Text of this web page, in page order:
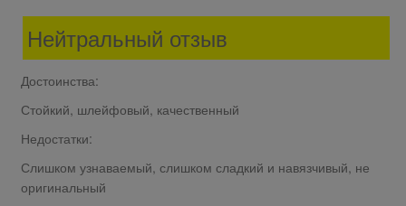
Нейтральный отзыв
Достоинства:
Стойкий, шлейфовый, качественный
Недостатки:
Слишком узнаваемый, слишком сладкий и навязчивый, не
оригинальный